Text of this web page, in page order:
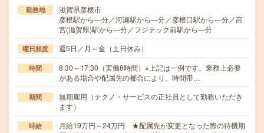
勤務地
滋賀県彦根市
彦根駅から---分／河瀬駅から---分／彦根口駅から---分／高
宮(滋賀県)駅から---分／フジテック前駅から---分
曜日頻度 週5日／月～金（土日休み）
時間
8:30～17:30（実働8時間）※上記は一例です。業務上必要
がある場合や配属先の都合により、時間帯…
期間
無期雇用（テクノ・サービスの正社員として勤務いただき
ます）
時給
月給19万円～24万円 ★配属先が変更となった際の待機期